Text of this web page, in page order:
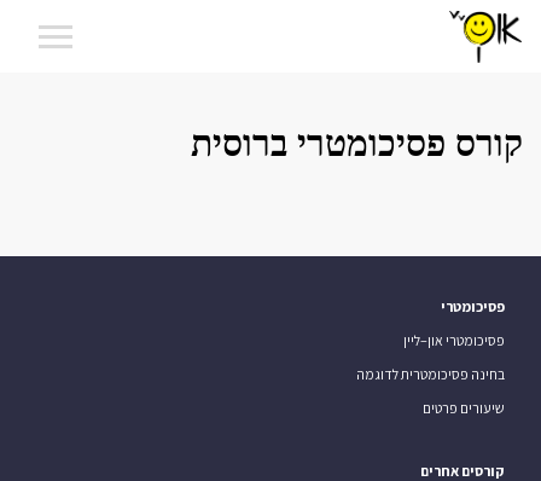
קורס פסיכומטרי ברוסית
פסיכומטרי
פסיכומטרי און–ליין
בחינה פסיכומטרית לדוגמה
שיעורים פרטים
קורסים אחרים